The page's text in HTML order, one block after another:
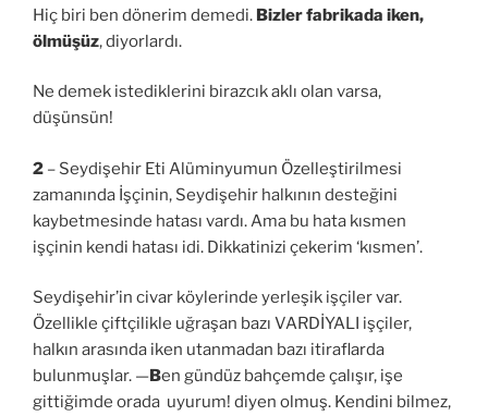
Hiç biri ben dönerim demedi. Bizler fabrikada iken,
ölmüşüz, diyorlardı.
Ne demek istediklerini birazcık aklı olan varsa,
düşünsün!
2 – Seydişehir Eti Alüminyumun Özelleştirilmesi
zamanında İşçinin, Seydişehir halkının desteğini
kaybetmesinde hatası vardı. Ama bu hata kısmen
işçinin kendi hatası idi. Dikkatinizi çekerim ‘kısmen’.
Seydişehir’in civar köylerinde yerleşik işçiler var.
Özellikle çiftçilikle uğraşan bazı VARDİYALI işçiler,
halkın arasında iken utanmadan bazı itiraflarda
bulunmuşlar. —Ben gündüz bahçemde çalışır, işe
gittiğimde orada uyurum! diyen olmuş. Kendini bilmez,